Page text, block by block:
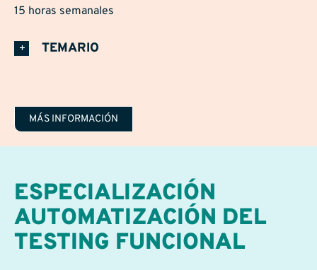
15 horas semanales
TEMARIO
MÁS INFORMACIÓN
ESPECIALIZACIÓN
AUTOMATIZACIÓN DEL
TESTING FUNCIONAL